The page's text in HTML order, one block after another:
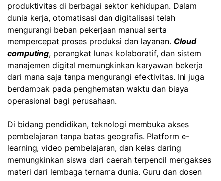
produktivitas di berbagai sektor kehidupan. Dalam
dunia kerja, otomatisasi dan digitalisasi telah
mengurangi beban pekerjaan manual serta
mempercepat proses produksi dan layanan. Cloud
computing, perangkat lunak kolaboratif, dan sistem
manajemen digital memungkinkan karyawan bekerja
dari mana saja tanpa mengurangi efektivitas. Ini juga
berdampak pada penghematan waktu dan biaya
operasional bagi perusahaan.
Di bidang pendidikan, teknologi membuka akses
pembelajaran tanpa batas geografis. Platform e-
learning, video pembelajaran, dan kelas daring
memungkinkan siswa dari daerah terpencil mengakses
materi dari lembaga ternama dunia. Guru dan dosen